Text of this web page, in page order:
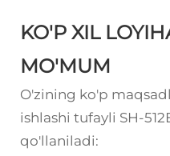
KO'P XIL
MO'MUM
O'zining ko'p
ishlashi tufayli SH-
qo'llaniladi: